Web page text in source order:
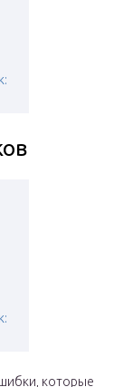
которые